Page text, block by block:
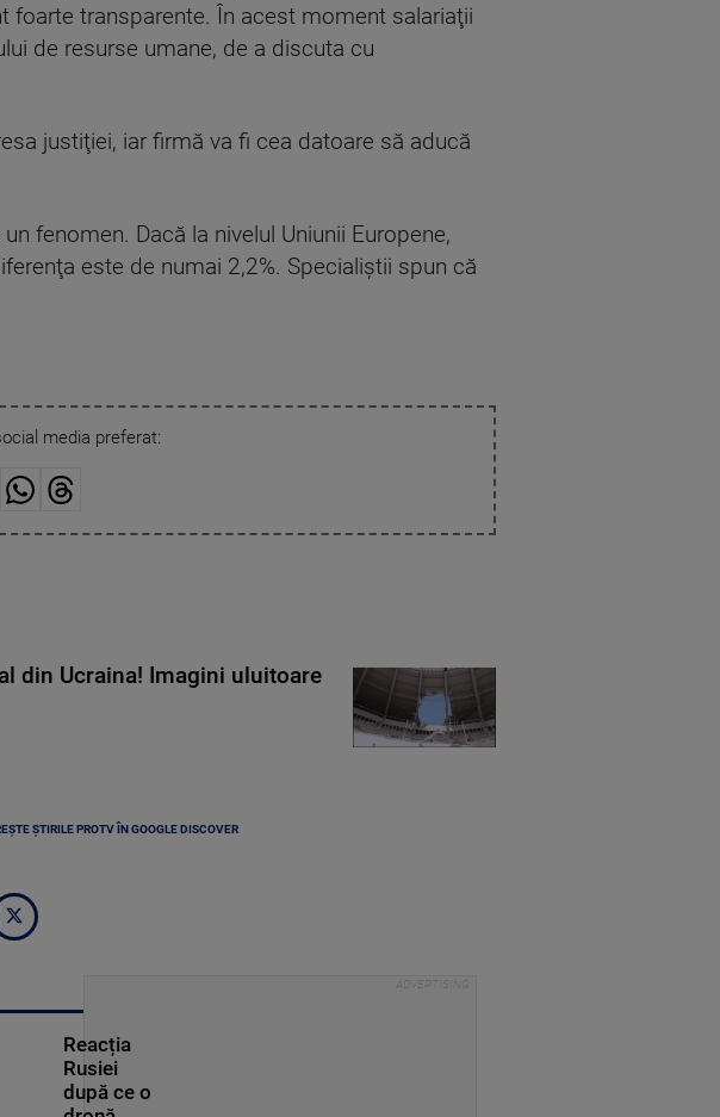
foarte transparente. În acest moment salariaţii
de resurse umane, de a discuta cu
justiţiei, iar firmă va fi cea datoare să aducă
fenomen. Dacă la nivelul Uniunii Europene,
este de numai 2,2%. Specialiştii spun că
media preferat:
din Ucraina! Imagini uluitoare
ȘTIRILE PROTV ÎN GOOGLE DISCOVER
Reacția
Rusiei
după ce o